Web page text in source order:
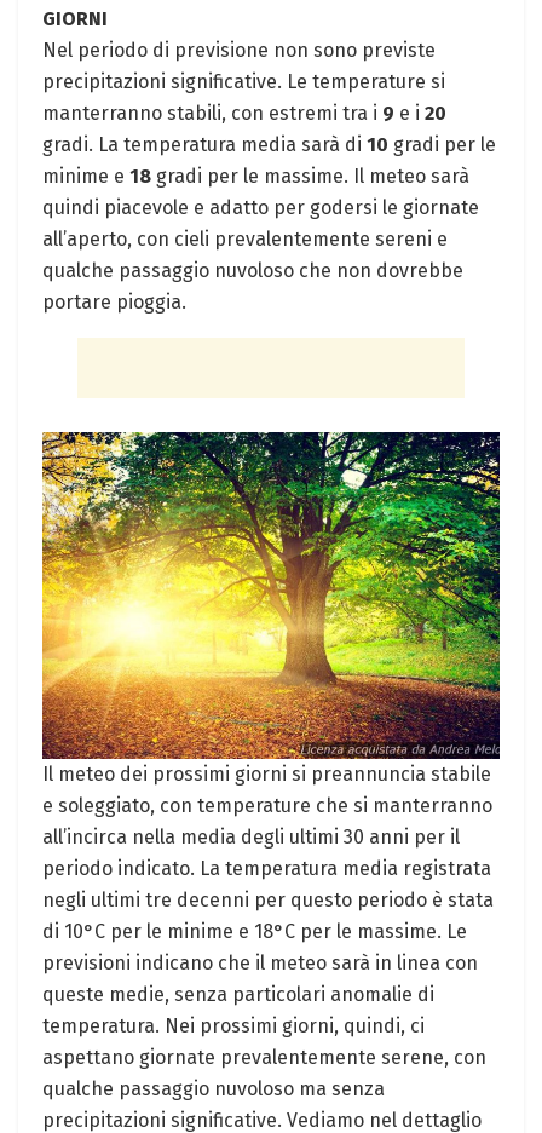
GIORNI
Nel periodo di previsione non sono previste
precipitazioni significative. Le temperature si
manterranno stabili, con estremi tra i 9 e i 20
gradi. La temperatura media sarà di 10 gradi per le
minime e 18 gradi per le massime. Il meteo sarà
quindi piacevole e adatto per godersi le giornate
all’aperto, con cieli prevalentemente sereni e
qualche passaggio nuvoloso che non dovrebbe
portare pioggia.
Il meteo dei prossimi giorni si preannuncia stabile
e soleggiato, con temperature che si manterranno
all’incirca nella media degli ultimi 30 anni per il
periodo indicato. La temperatura media registrata
negli ultimi tre decenni per questo periodo è stata
di 10°C per le minime e 18°C per le massime. Le
previsioni indicano che il meteo sarà in linea con
queste medie, senza particolari anomalie di
temperatura. Nei prossimi giorni, quindi, ci
aspettano giornate prevalentemente serene, con
qualche passaggio nuvoloso ma senza
precipitazioni significative. Vediamo nel dettaglio